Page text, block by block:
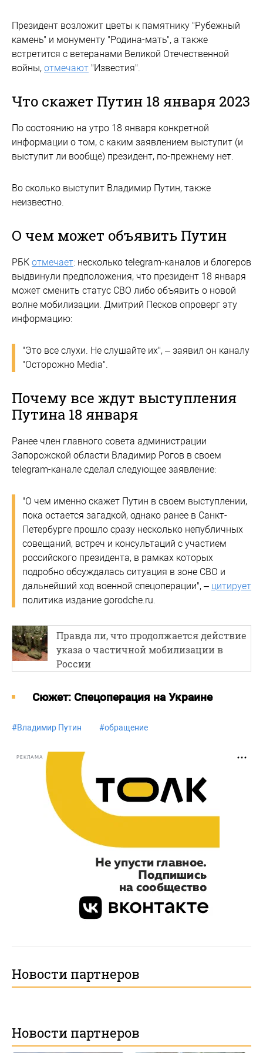
Президент возложит цветы к памятнику "Рубежный
камень" и монументу "Родина-мать", а также
встретится с ветеранами Великой Отечественной
войны, отмечают "Известия".
Что скажет Путин 18 января 2023
По состоянию на утро 18 января конкретной
информации о том, с каким заявлением выступит (и
выступит ли вообще) президент, по-прежнему нет.
Во сколько выступит Владимир Путин, также
неизвестно.
О чем может объявить Путин
РБК отмечает: несколько telegram-каналов и блогеров
выдвинули предположения, что президент 18 января
может сменить статус СВО либо объявить о новой
волне мобилизации. Дмитрий Песков опроверг эту
информацию:
"Это все слухи. Не слушайте их", – заявил он каналу
"Осторожно Media".
Почему все ждут выступления
Путина 18 января
Ранее член главного совета администрации
Запорожской области Владимир Рогов в своем
telegram-канале сделал следующее заявление:
"О чем именно скажет Путин в своем выступлении,
пока остается загадкой, однако ранее в Санкт-
Петербурге прошло сразу несколько непубличных
совещаний, встреч и консультаций с участием
российского президента, в рамках которых
подробно обсуждалась ситуация в зоне СВО и
дальнейший ход военной спецоперации", – цитирует
политика издание gorodche.ru.
Правда ли, что продолжается действие
указа о частичной мобилизации в
России
Cюжет: Спецоперация на Украине
#Владимир Путин #обращение
РЕКЛАМА
Новости партнеров
Новости партнеров